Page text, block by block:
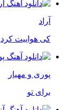
آراد
کی هواییت کرد
پوری و مهیار
برای تو